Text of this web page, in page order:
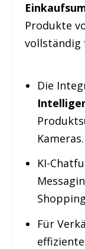
Produkte
vollständig
Die
Kameras.
KI-
Für